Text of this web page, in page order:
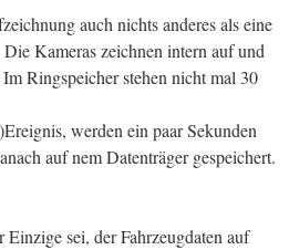
auch nichts anderes als eine
Kameras zeichnen intern auf und
Ringspeicher stehen nicht mal 30
werden ein paar Sekunden
auf nem Datenträger gespeichert.
sei, der Fahrzeugdaten auf